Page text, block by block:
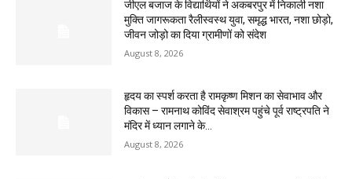
जीएल बजाज के विद्यार्थियों ने अकबरपुर में निकाली नशा
मुक्ति जागरूकता रैलीस्वस्थ युवा, समृद्ध भारत, नशा छोड़ो,
जीवन जोड़ो का दिया ग्रामीणों को संदेश
August 8, 2026
हृदय का स्पर्श करता है रामकृष्ण मिशन का सेवाभाव और
विकास – रामनाथ कोविंद सेवाश्रम पहुंचे पूर्व राष्ट्रपति ने
मंदिर में ध्यान लगाने के...
August 8, 2026